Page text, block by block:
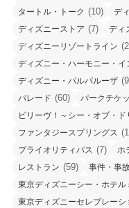
タートル・トーク (10) デ
ディズニーストア (7) ディ
ディズニーリゾートライン
ディズニー・ハーモニー・イ
ディズニー・パルパルーザ
パレード (60) パークチケ
ビリーヴ！～シー・オブ・ド
ファンタジースプリングス
プライオリティパス (7) ホ
レストラン (59) 事件・事故
東京ディズニーシー・ホテル
東京ディズニーセレブレーシ